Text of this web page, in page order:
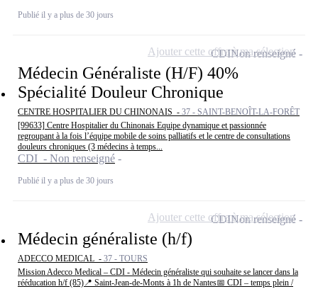
Publié il y a plus de 30 jours
Médecin Généraliste (H/F) 40%
Spécialité Douleur Chronique
CENTRE HOSPITALIER DU CHINONAIS - 37 - SAINT-BENOÎT-LA-FORÊT
[99633] Centre Hospitalier du Chinonais Equipe dynamique et passionnée
regroupant à la fois l’équipe mobile de soins palliatifs et le centre de consultations
douleurs chroniques (3 médecins à temps...
CDI - Non renseigné
Publié il y a plus de 30 jours
CDINon renseigné
Ajouter cette offre à ma sélection
Médecin généraliste (h/f)
ADECCO MEDICAL - 37 - TOURS
Mission Adecco Medical – CDI - Médecin généraliste qui souhaite se lancer dans la
rééducation h/f (85)📍 Saint-Jean-de-Monts à 1h de Nantes📅 CDI – temps plein /
CDINon renseigné
Ajouter cette offre à ma sélection